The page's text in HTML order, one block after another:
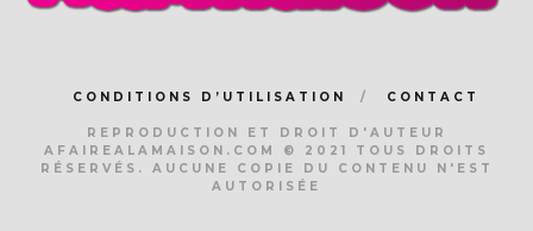
CONDITIONS D’UTILISATION CONTACT
REPRODUCTION ET DROIT D'AUTEUR
AFAIREALAMAISON.COM © 2021 TOUS DROITS
RÉSERVÉS. AUCUNE COPIE DU CONTENU N'EST
AUTORISÉE